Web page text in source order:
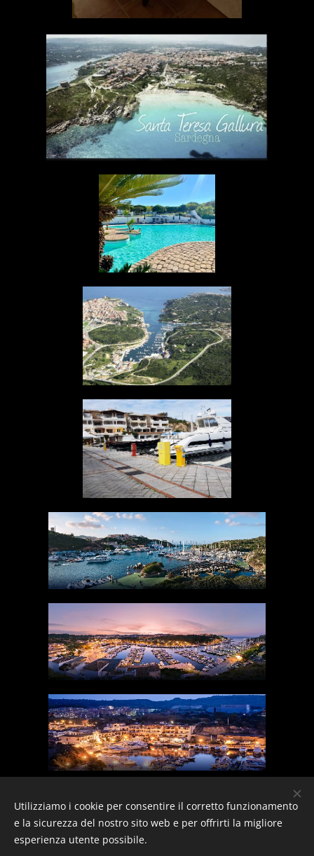
Utilizziamo i cookie per consentire il corretto funzionamento
e la sicurezza del nostro sito web e per offrirti la migliore
esperienza utente possibile.